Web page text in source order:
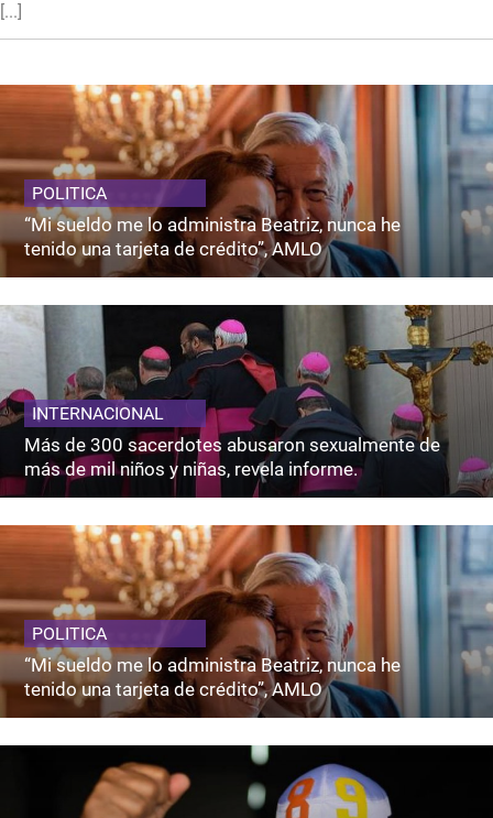
[...]
POLITICA
“Mi sueldo me lo administra Beatriz, nunca he
tenido una tarjeta de crédito”, AMLO
INTERNACIONAL
Más de 300 sacerdotes abusaron sexualmente de
más de mil niños y niñas, revela informe.
POLITICA
“Mi sueldo me lo administra Beatriz, nunca he
tenido una tarjeta de crédito”, AMLO